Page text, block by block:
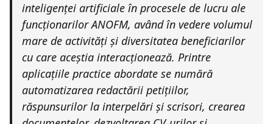
inteligenței artificiale în procesele de lucru ale
funcționarilor ANOFM, având în vedere volumul
mare de activități și diversitatea beneficiarilor
cu care aceștia interacționează. Printre
aplicațiile practice abordate se numără
automatizarea redactării petițiilor,
răspunsurilor la interpelări și scrisori, crearea